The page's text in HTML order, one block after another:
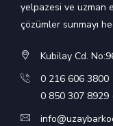
yelpazesi ve uzman
çözümler sunmayı
Kubilay Cd.
0 216 606 3800
0 850 307 8929